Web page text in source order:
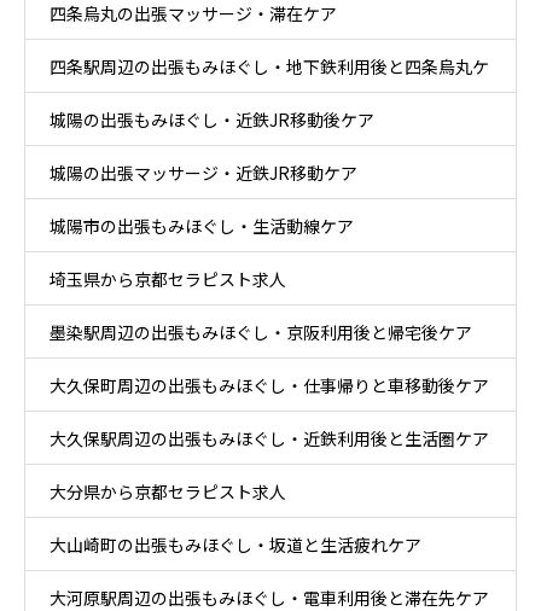
四条烏丸の出張マッサージ・滞在ケア
四条駅周辺の出張もみほぐし・地下鉄利用後と四条烏丸ケ
ア
城陽の出張もみほぐし・近鉄JR移動後ケア
城陽の出張マッサージ・近鉄JR移動ケア
城陽市の出張もみほぐし・生活動線ケア
埼玉県から京都セラピスト求人
墨染駅周辺の出張もみほぐし・京阪利用後と帰宅後ケア
大久保町周辺の出張もみほぐし・仕事帰りと車移動後ケア
大久保駅周辺の出張もみほぐし・近鉄利用後と生活圏ケア
大分県から京都セラピスト求人
大山崎町の出張もみほぐし・坂道と生活疲れケア
大河原駅周辺の出張もみほぐし・電車利用後と滞在先ケア